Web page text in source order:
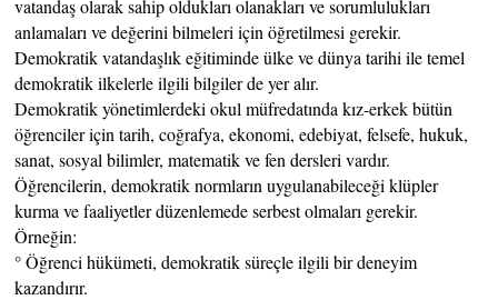
vatandaş olarak sahip oldukları olanakları ve sorumlulukları
anlamaları ve değerini bilmeleri için öğretilmesi gerekir.
Demokratik vatandaşlık eğitiminde ülke ve dünya tarihi ile temel
demokratik ilkelerle ilgili bilgiler de yer alır.
Demokratik yönetimlerdeki okul müfredatında kız-erkek bütün
öğrenciler için tarih, coğrafya, ekonomi, edebiyat, felsefe, hukuk,
sanat, sosyal bilimler, matematik ve fen dersleri vardır.
Öğrencilerin, demokratik normların uygulanabileceği klüpler
kurma ve faaliyetler düzenlemede serbest olmaları gerekir.
Örneğin:
° Öğrenci hükümeti, demokratik süreçle ilgili bir deneyim
kazandırır.